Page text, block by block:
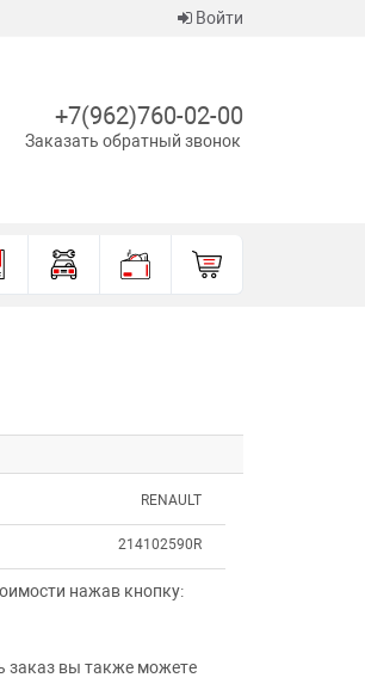
Войти
+7(962)760-02-00
Заказать обратный звонок
RENAULT
214102590R
нажав кнопку:
заказ вы также можете